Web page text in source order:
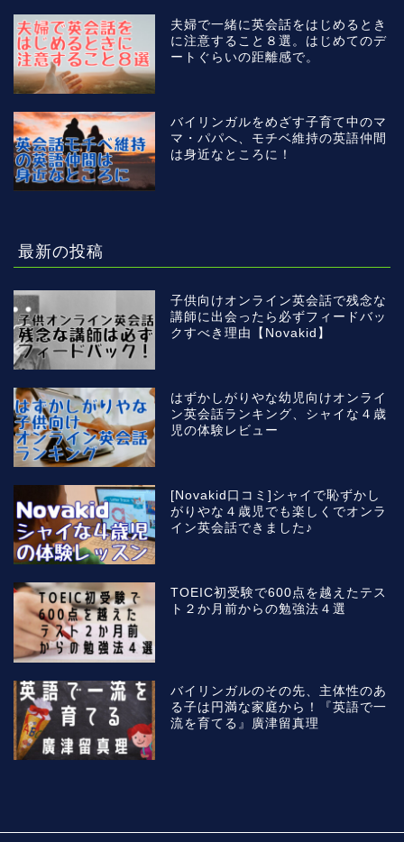
夫婦で一緒に英会話をはじめるとき
に注意すること８選。はじめてのデ
ートぐらいの距離感で。
バイリンガルをめざす子育て中のマ
マ・パパへ、モチベ維持の英語仲間
は身近なところに！
最新の投稿
子供向けオンライン英会話で残念な
講師に出会ったら必ずフィードバッ
クすべき理由【Novakid】
はずかしがりやな幼児向けオンライ
ン英会話ランキング、シャイな４歳
児の体験レビュー
[Novakid口コミ]シャイで恥ずかし
がりやな４歳児でも楽しくでオンラ
イン英会話できました♪
TOEIC初受験で600点を越えたテス
ト２か月前からの勉強法４選
バイリンガルのその先、主体性のあ
る子は円満な家庭から！『英語で一
流を育てる』廣津留真理